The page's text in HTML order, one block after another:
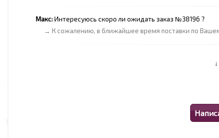
Макс:Интересуюсь скоро ли ожидать заказ №38196 ?
→ К сожалению, в ближайшее время поставки по
↓